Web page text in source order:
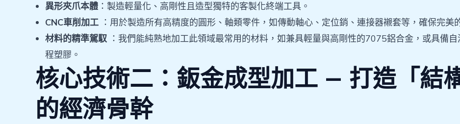
異形夾爪本體 ：製造輕量化、高剛性且造型獨特的客製化終端工具。
CNC車削加工 ：用於製造所有高精度的圓形、軸類零件，如傳動軸心、定位銷、連接器襯套等，確保完美
材料的精準駕馭 ：我們能純熟地加工此領域最常用的材料，如兼具輕量與高剛性的7075鋁合金，或具備
程塑膠。
核心技術二：鈑金成型加工 — 打造「結
的經濟骨幹